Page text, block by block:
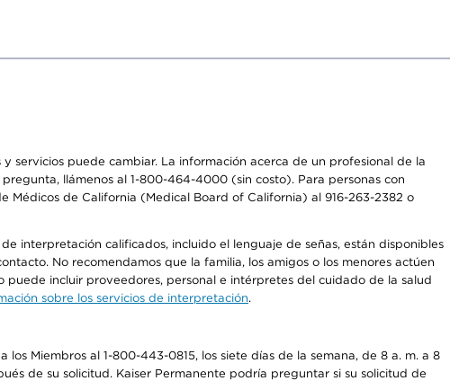
servicios puede cambiar. La información acerca de un profesional de la
llámenos al 1-800-464-4000 (sin costo). Para personas con
Médicos de California (Medical Board of California) al 916-263-2382 o
interpretación calificados, incluido el lenguaje de señas, están disponibles
No recomendamos que la familia, los amigos o los menores actúen
incluir proveedores, personal e intérpretes del cuidado de la salud
sobre los servicios de interpretación.
Miembros al 1-800-443-0815, los siete días de la semana, de 8 a. m. a 8
de su solicitud. Kaiser Permanente podría preguntar si su solicitud de